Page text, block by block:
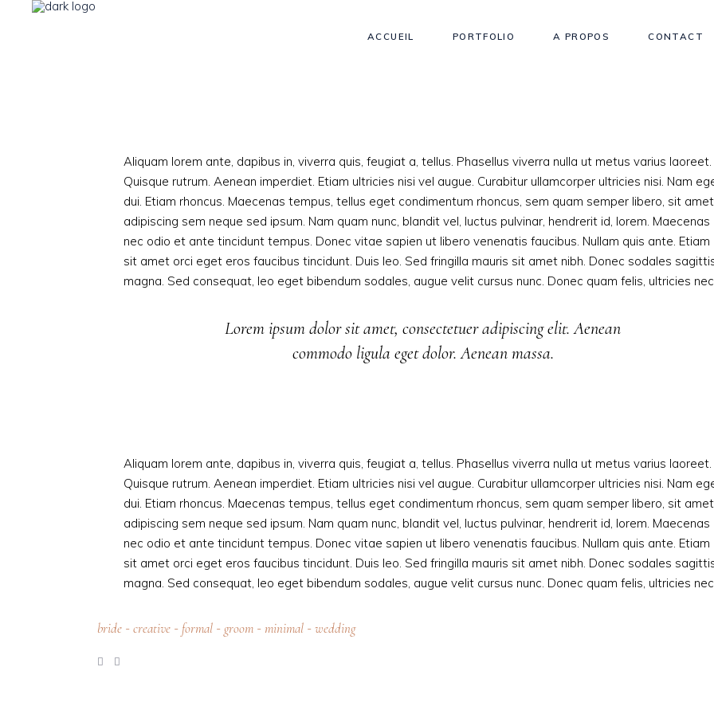
ACCUEIL PORTFOLIO A PROPOS CONTACT
Aliquam lorem ante, dapibus in, viverra quis, feugiat a, tellus. Phasellus viverra nulla ut metus varius laoreet.
Quisque rutrum. Aenean imperdiet. Etiam ultricies nisi vel augue. Curabitur ullamcorper ultricies nisi. Nam
dui. Etiam rhoncus. Maecenas tempus, tellus eget condimentum rhoncus, sem quam semper libero, sit amet
adipiscing sem neque sed ipsum. Nam quam nunc, blandit vel, luctus pulvinar, hendrerit id, lorem. Maecenas
nec odio et ante tincidunt tempus. Donec vitae sapien ut libero venenatis faucibus. Nullam quis ante. Etiam
sit amet orci eget eros faucibus tincidunt. Duis leo. Sed fringilla mauris sit amet nibh. Donec sodales
magna. Sed consequat, leo eget bibendum sodales, augue velit cursus nunc. Donec quam felis, ultricies
Lorem ipsum dolor sit amet, consectetuer adipiscing elit. Aenean
commodo ligula eget dolor. Aenean massa.
Aliquam lorem ante, dapibus in, viverra quis, feugiat a, tellus. Phasellus viverra nulla ut metus varius laoreet.
Quisque rutrum. Aenean imperdiet. Etiam ultricies nisi vel augue. Curabitur ullamcorper ultricies nisi. Nam
dui. Etiam rhoncus. Maecenas tempus, tellus eget condimentum rhoncus, sem quam semper libero, sit amet
adipiscing sem neque sed ipsum. Nam quam nunc, blandit vel, luctus pulvinar, hendrerit id, lorem. Maecenas
nec odio et ante tincidunt tempus. Donec vitae sapien ut libero venenatis faucibus. Nullam quis ante. Etiam
sit amet orci eget eros faucibus tincidunt. Duis leo. Sed fringilla mauris sit amet nibh. Donec sodales
magna. Sed consequat, leo eget bibendum sodales, augue velit cursus nunc. Donec quam felis, ultricies nec.
bride - creative - formal - groom - minimal - wedding